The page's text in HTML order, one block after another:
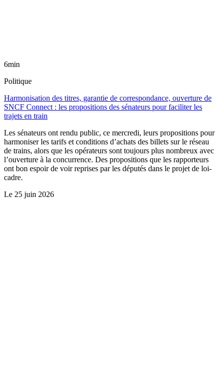
6min
Politique
Harmonisation des titres, garantie de correspondance, ouverture de
SNCF Connect : les propositions des sénateurs pour faciliter les
trajets en train
Les sénateurs ont rendu public, ce mercredi, leurs propositions pour
harmoniser les tarifs et conditions d’achats des billets sur le réseau
de trains, alors que les opérateurs sont toujours plus nombreux avec
l’ouverture à la concurrence. Des propositions que les rapporteurs
ont bon espoir de voir reprises par les députés dans le projet de loi-
cadre.
Le 25 juin 2026